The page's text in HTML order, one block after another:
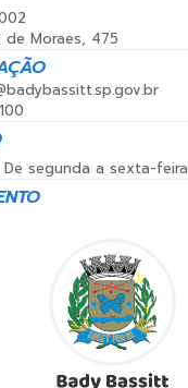
de Moraes, 475
De segunda a sexta-feira